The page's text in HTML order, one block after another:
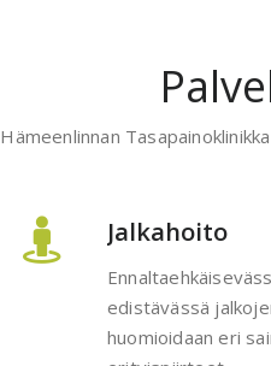
Hämeenlinnan
Jalkahoito
edistävässä
huomioidaan eri